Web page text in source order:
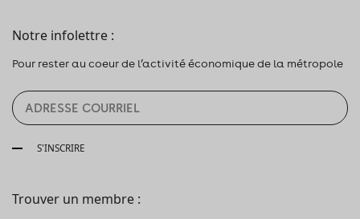
Notre infolettre :
Pour rester au coeur de l’activité économique de la métropole
S'INSCRIRE
Trouver un membre :